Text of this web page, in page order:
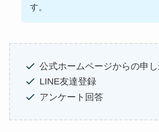
す。
公式ホームページからの申
LINE友達登録
アンケート回答